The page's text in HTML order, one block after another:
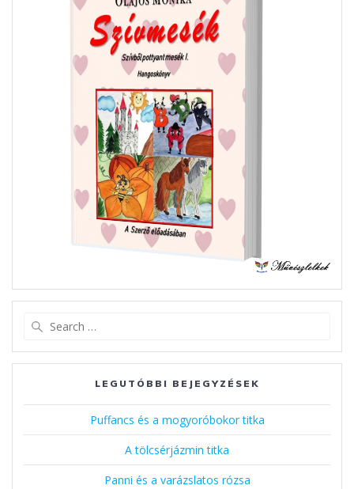
LEGUTÓBBI BEJEGYZÉSEK
Puffancs és a mogyoróbokor titka
A tölcsérjázmin titka
Panni és a varázslatos rózsa